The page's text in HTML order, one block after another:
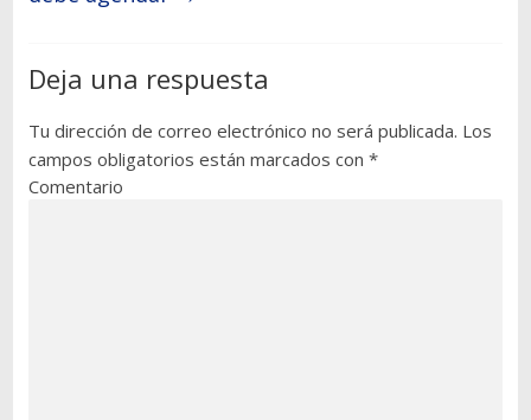
Deja una respuesta
Tu dirección de correo electrónico no será publicada. Los
campos obligatorios están marcados con *
Comentario